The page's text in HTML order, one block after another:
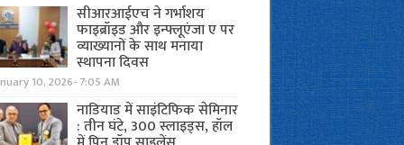
सीआरआईएच ने गर्भाशय
फाइब्रॉइड और इन्फ्लूएंजा ए पर
व्याख्यानों के साथ मनाया
स्थापना दिवस
10, 2026- 7:05 AM
नाडियाड में साइंटिफिक सेमिनार
: तीन घंटे, 300 स्लाइड्स, हॉल